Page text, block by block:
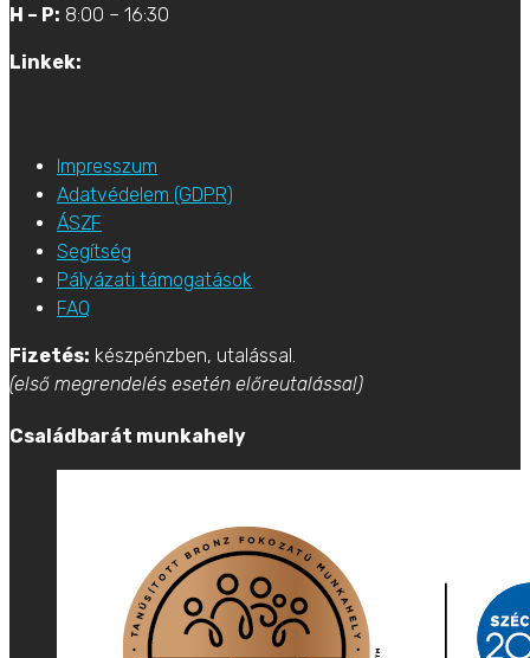
H – P: 8:00 – 16:30
Linkek:
Impresszum
Adatvédelem (GDPR)
ÁSZF
Segítség
Pályázati támogatások
FAQ
Fizetés: készpénzben, utalással.
(első megrendelés esetén előreutalással)
Családbarát munkahely